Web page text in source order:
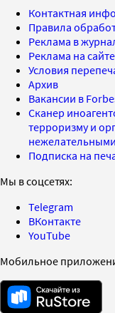
Контактная
Правила
Реклама в
Реклама на сайте
Условия
Архив
Вакансии в
Сканер
терроризму и
нежелательными
Подписка на
Мы в соцсетях:
Telegram
ВКонтакте
YouTube
Мобильное